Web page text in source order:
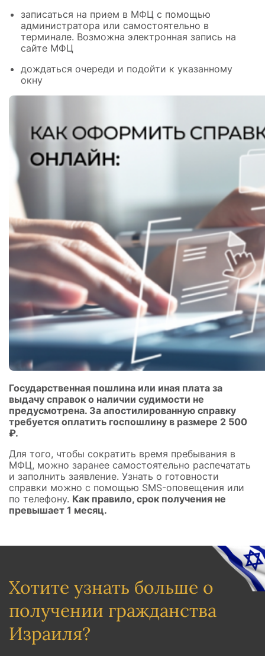
записаться на прием в МФЦ с помощью
администратора или самостоятельно в
терминале. Возможна электронная запись на
сайте МФЦ
дождаться очереди и подойти к указанному
окну
Государственная пошлина или иная плата за
выдачу справок о наличии судимости не
предусмотрена. За апостилированную справку
требуется оплатить госпошлину в размере 2 500
₽.
Для того, чтобы сократить время пребывания в
МФЦ, можно заранее самостоятельно распечатать
и заполнить заявление. Узнать о готовности
справки можно с помощью SMS-оповещения или
по телефону. Как правило, срок получения не
превышает 1 месяц.
Хотите узнать больше о
получении гражданства
Израиля?